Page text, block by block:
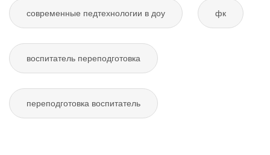
современные педтехнологии в доу фк
воспитатель переподготовка
переподготовка воспитатель